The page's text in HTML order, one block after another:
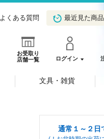
よくある質問 最近見た商品
お受取り
店舗一覧
ログイン
文具・雑貨
通常１～２日